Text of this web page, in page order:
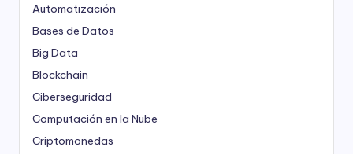
Automatización
Bases de Datos
Big Data
Blockchain
Ciberseguridad
Computación en la Nube
Criptomonedas